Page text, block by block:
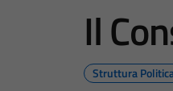
Il
Struttura